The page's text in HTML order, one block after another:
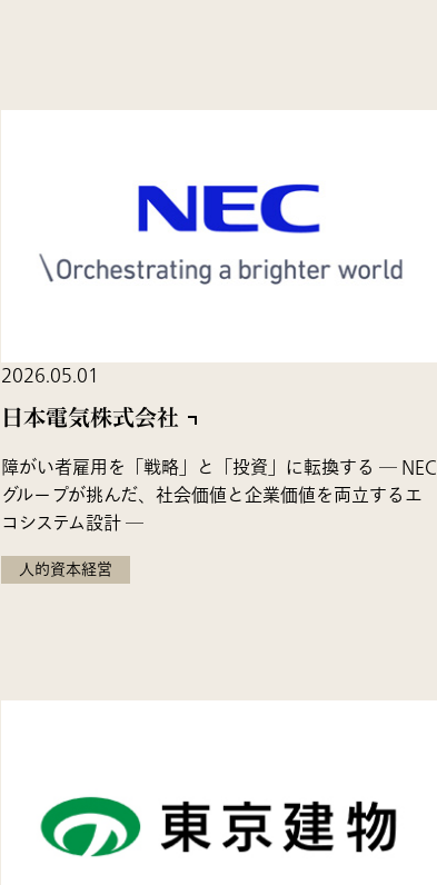
2026.05.01
日本電気株式会社
障がい者雇用を「戦略」と「投資」に転換する ― NEC
グループが挑んだ、社会価値と企業価値を両立するエ
コシステム設計 ―
人的資本経営